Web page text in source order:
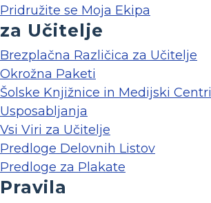
Pridružite se Moja Ekipa
za Učitelje
Brezplačna Različica za Učitelje
Okrožna Paketi
Šolske Knjižnice in Medijski Centri
Usposabljanja
Vsi Viri za Učitelje
Predloge Delovnih Listov
Predloge za Plakate
Pravila